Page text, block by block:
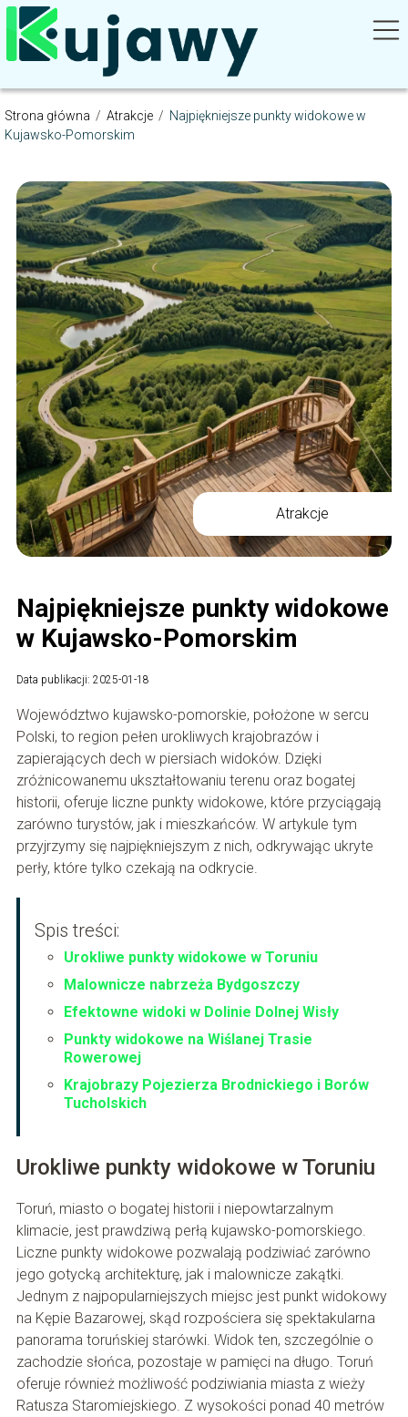
Strona główna / Atrakcje / Najpiękniejsze punkty widokowe w
Kujawsko-Pomorskim
Atrakcje
Najpiękniejsze punkty widokowe
w Kujawsko-Pomorskim
Data publikacji: 2025-01-18
Województwo kujawsko-pomorskie, położone w sercu
Polski, to region pełen urokliwych krajobrazów i
zapierających dech w piersiach widoków. Dzięki
zróżnicowanemu ukształtowaniu terenu oraz bogatej
historii, oferuje liczne punkty widokowe, które przyciągają
zarówno turystów, jak i mieszkańców. W artykule tym
przyjrzymy się najpiękniejszym z nich, odkrywając ukryte
perły, które tylko czekają na odkrycie.
Spis treści:
Urokliwe punkty widokowe w Toruniu
Malownicze nabrzeża Bydgoszczy
Efektowne widoki w Dolinie Dolnej Wisły
Punkty widokowe na Wiślanej Trasie
Rowerowej
Krajobrazy Pojezierza Brodnickiego i Borów
Tucholskich
Urokliwe punkty widokowe w Toruniu
Toruń, miasto o bogatej historii i niepowtarzalnym
klimacie, jest prawdziwą perłą kujawsko-pomorskiego.
Liczne punkty widokowe pozwalają podziwiać zarówno
jego gotycką architekturę, jak i malownicze zakątki.
Jednym z najpopularniejszych miejsc jest punkt widokowy
na Kępie Bazarowej, skąd rozpościera się spektakularna
panorama toruńskiej starówki. Widok ten, szczególnie o
zachodzie słońca, pozostaje w pamięci na długo. Toruń
oferuje również możliwość podziwiania miasta z wieży
Ratusza Staromiejskiego. Z wysokości ponad 40 metrów